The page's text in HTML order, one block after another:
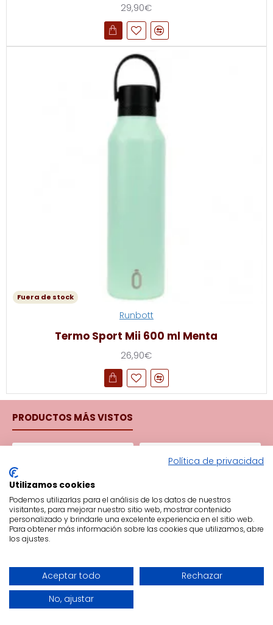
29,90€
Fuera de stock
Runbott
Termo Sport Mii 600 ml Menta
26,90€
PRODUCTOS MÁS VISTOS
14,99€ 39,95€
Información
Devoluciones
Mapa del sitio
Política de privacidad
Utilizamos cookies
Podemos utilizarlas para el análisis de los datos de nuestros
visitantes, para mejorar nuestro sitio web, mostrar contenido
personalizado y brindarle una excelente experiencia en el sitio web.
Para obtener más información sobre las cookies que utilizamos, abre
los ajustes.
Aceptar todo
Rechazar
No, ajustar